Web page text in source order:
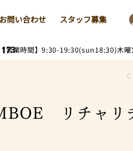
営業時間】9:30-19:30(sun18:30)木曜
問い合わせ スタッフ募集
リチャリ